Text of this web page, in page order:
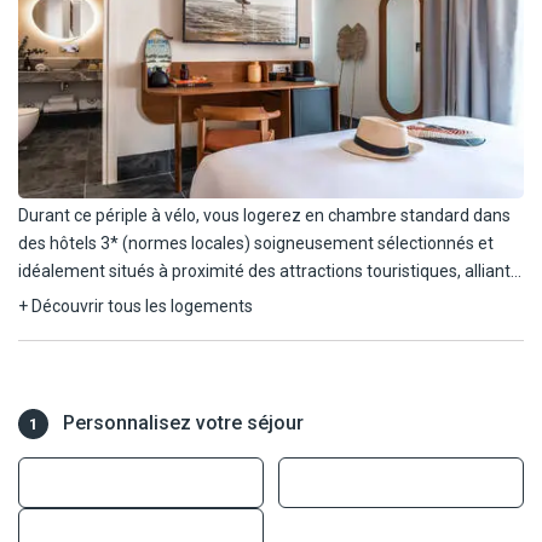
Durant ce périple à vélo, vous logerez en chambre standard dans
des hôtels 3* (normes locales) soigneusement sélectionnés et
idéalement situés à proximité des attractions touristiques, alliant
confort, commodité et quiétude.
PARALIO ASTROS : Hôtel Astros Beach Boutique 3* ou similaire.
+ Découvrir tous les logements
1 Personnalisez votre séjour